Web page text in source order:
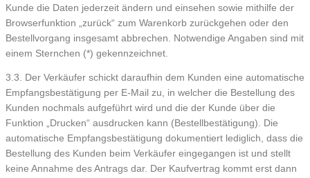
Kunde die Daten jederzeit ändern und einsehen sowie mithilfe der
Browserfunktion „zurück“ zum Warenkorb zurückgehen oder den
Bestellvorgang insgesamt abbrechen. Notwendige Angaben sind mit
einem Sternchen (*) gekennzeichnet.
3.3. Der Verkäufer schickt daraufhin dem Kunden eine automatische
Empfangsbestätigung per E-Mail zu, in welcher die Bestellung des
Kunden nochmals aufgeführt wird und die der Kunde über die
Funktion „Drucken“ ausdrucken kann (Bestellbestätigung). Die
automatische Empfangsbestätigung dokumentiert lediglich, dass die
Bestellung des Kunden beim Verkäufer eingegangen ist und stellt
keine Annahme des Antrags dar. Der Kaufvertrag kommt erst dann